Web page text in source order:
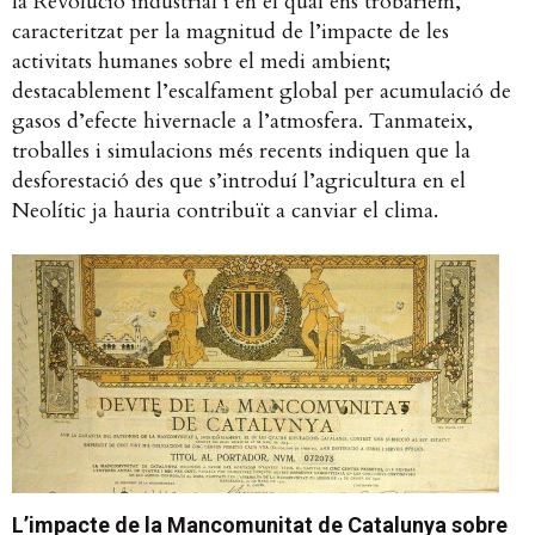
caracteritzat per la magnitud de l’impacte de les
activitats humanes sobre el medi ambient;
destacablement l’escalfament global per acumulació de
gasos d’efecte hivernacle a l’atmosfera. Tanmateix,
troballes i simulacions més recents indiquen que la
desforestació des que s’introduí l’agricultura en el
Neolític ja hauria contribuït a canviar el clima.
L’impacte de la Mancomunitat de Catalunya sobre